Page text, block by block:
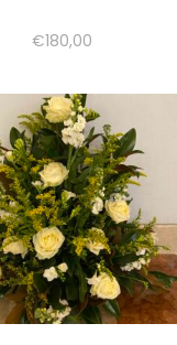
€180,00